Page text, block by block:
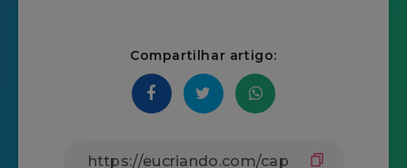
Compartilhar artigo: